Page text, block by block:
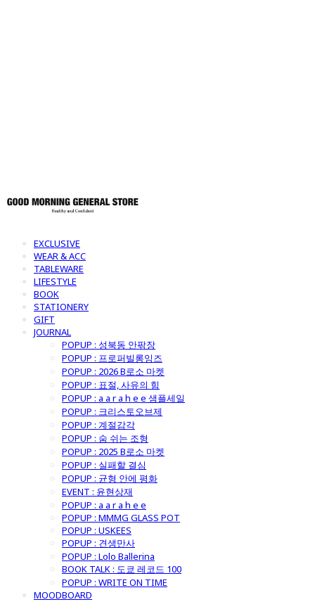
EXCLUSIVE
WEAR & ACC
TABLEWARE
LIFESTYLE
BOOK
STATIONERY
GIFT
JOURNAL
POPUP : 성북동 안팎장
POPUP : 프로퍼빌롱잉즈
POPUP : 2026 B로소 마켓
POPUP : 표절, 사유의 힘
POPUP : a a r a h e e 샘플세일
POPUP : 크리스토오브제
POPUP : 계절감각
POPUP : 숨 쉬는 조형
POPUP : 2025 B로소 마켓
POPUP : 실패할 결심
POPUP : 균형 안에 평화
EVENT : 윤현상재
POPUP : a a r a h e e
POPUP : MMMG GLASS POT
POPUP : USKEES
POPUP : 견생만사
POPUP : Lolo Ballerina
BOOK TALK : 도쿄 레코드 100
POPUP : WRITE ON TIME
MOODBOARD